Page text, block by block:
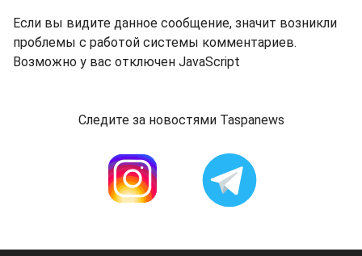
Если вы видите данное сообщение, значит возникли
проблемы с работой системы комментариев.
Возможно у вас отключен JavaScript
Следите за новостями Taspanews